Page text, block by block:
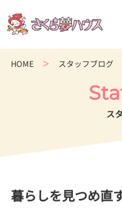
の
超
ー
コ
門
HOME スタッフブログ
ス
暮らしを見つめ直